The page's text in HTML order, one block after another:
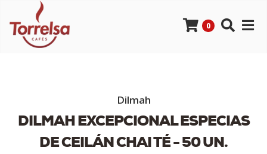
0
Dilmah
DILMAH EXCEPCIONAL ESPECIAS
DE CEILÁN CHAI TÉ - 50 UN.